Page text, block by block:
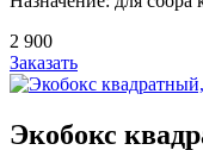
2 900
Заказать
Экобокс